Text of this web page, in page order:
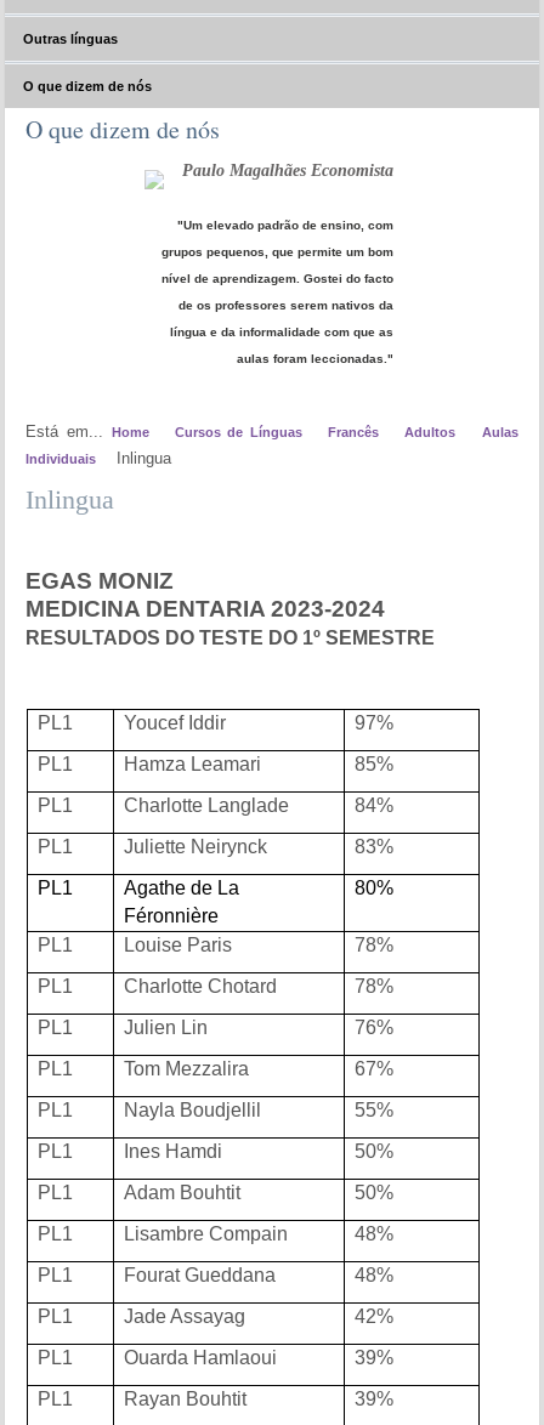
Outras línguas
O que dizem de nós
O que dizem de nós
Paulo Magalhães Economista
"Um elevado padrão de ensino, com
grupos pequenos, que permite um bom
nível de aprendizagem. Gostei do facto
de os professores serem nativos da
língua e da informalidade com que as
aulas foram leccionadas."
Está em... Home Cursos de Línguas Francês Adultos
Aulas
Individuais
Inlingua
Inlingua
EGAS MONIZ
MEDICINA DENTARIA 2023-2024
RESULTADOS DO TESTE DO 1º SEMESTRE
PL1 Youcef Iddir
97%
PL1
Hamza Leamari
85%
PL1
Charlotte Langlade
84%
PL1
Juliette Neirynck
83%
PL1
Agathe de La
Féronnière
80%
PL1 Louise Paris
78%
PL1
Charlotte Chotard
78%
PL1
Julien Lin
76%
PL1
Tom Mezzalira
67%
PL1
Nayla Boudjellil
55%
PL1
Ines Hamdi
50%
PL1
Adam Bouhtit
50%
PL1
Lisambre Compain
48%
PL1
Fourat Gueddana
48%
PL1
Jade Assayag
42%
PL1
Ouarda Hamlaoui
39%
PL1
Rayan Bouhtit
39%